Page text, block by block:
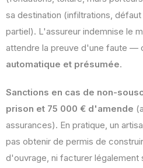
sa destination (infiltrations,
partiel). L'assureur indemnise le
attendre la preuve d'une faute —
automatique et présumée.
Sanctions en cas de non-
prison et 75 000 € d'amende
assurances). En pratique, un
pas obtenir de permis de
d'ouvrage, ni facturer légalement